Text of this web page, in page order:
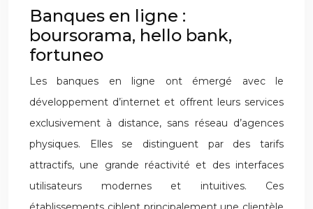
Banques en ligne :
boursorama, hello bank,
fortuneo
Les banques en ligne ont émergé avec le
développement d’internet et offrent leurs services
exclusivement à distance, sans réseau d’agences
physiques. Elles se distinguent par des tarifs
attractifs, une grande réactivité et des interfaces
utilisateurs modernes et intuitives. Ces